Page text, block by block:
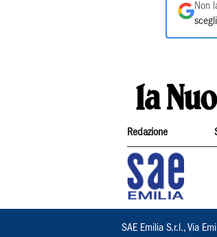
Non
scegli
Redazione
SAE Emilia S.r.l., Via